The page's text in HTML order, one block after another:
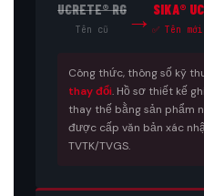
UCRETE® RG
Tên cũ → SIKA®
✅ Tên
Công thức, thông số kỹ
thay đổi. Hồ sơ thiết kế
thay thế bằng sản phẩm
được cấp văn bản xác
TVTK/TVGS.